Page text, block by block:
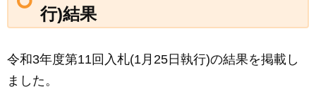
行)結果
令和3年度第11回入札(1月25日執行)の結果を掲載し
ました。